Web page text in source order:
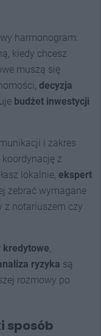
harmonogram:
kiedy chcesz
muszą się
decyzja
budżet inwestycji
i zakres
z
lokalnie, ekspert
zebrać wymagane
z notariuszem czy
kredytowe
ryzyka są
rozmowy po
sposób